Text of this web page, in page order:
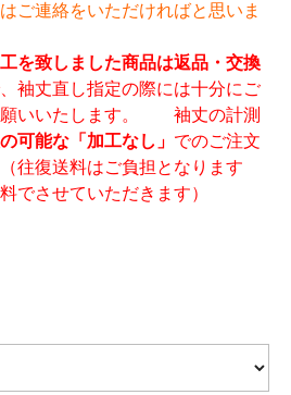
ご連絡をいただければと思いま
を致しました商品は返品・交換
袖丈直し指定の際には十分にご
願いいたします。 袖丈の計測
可能な「加工なし」 でのご注文
往復送料はご負担となります
でさせていただきます）